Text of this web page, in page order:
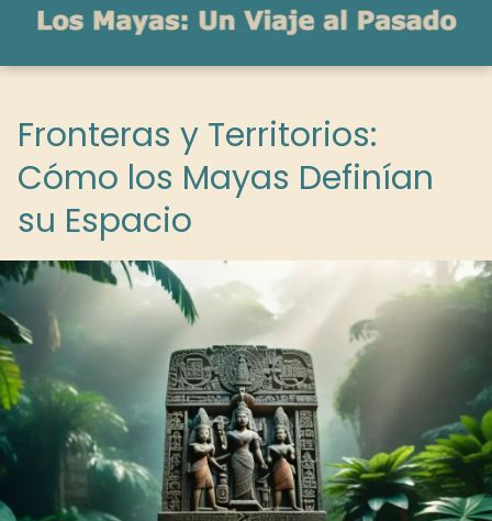
Fronteras y Territorios:
Cómo los Mayas Definían
su Espacio